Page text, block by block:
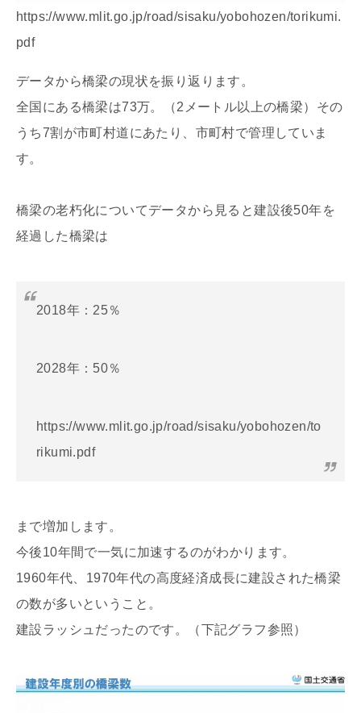
https://www.mlit.go.jp/road/sisaku/yobohozen/torikumi.
pdf
データから橋梁の現状を振り返ります。
全国にある橋梁は73万。（2メートル以上の橋梁）その
うち7割が市町村道にあたり、市町村で管理していま
す。
橋梁の老朽化についてデータから見ると建設後50年を
経過した橋梁は
2018年：25％
2028年：50％
https://www.mlit.go.jp/road/sisaku/yobohozen/to
rikumi.pdf
まで増加します。
今後10年間で一気に加速するのがわかります。
1960年代、1970年代の高度経済成長に建設された橋梁
の数が多いということ。
建設ラッシュだったのです。（下記グラフ参照）